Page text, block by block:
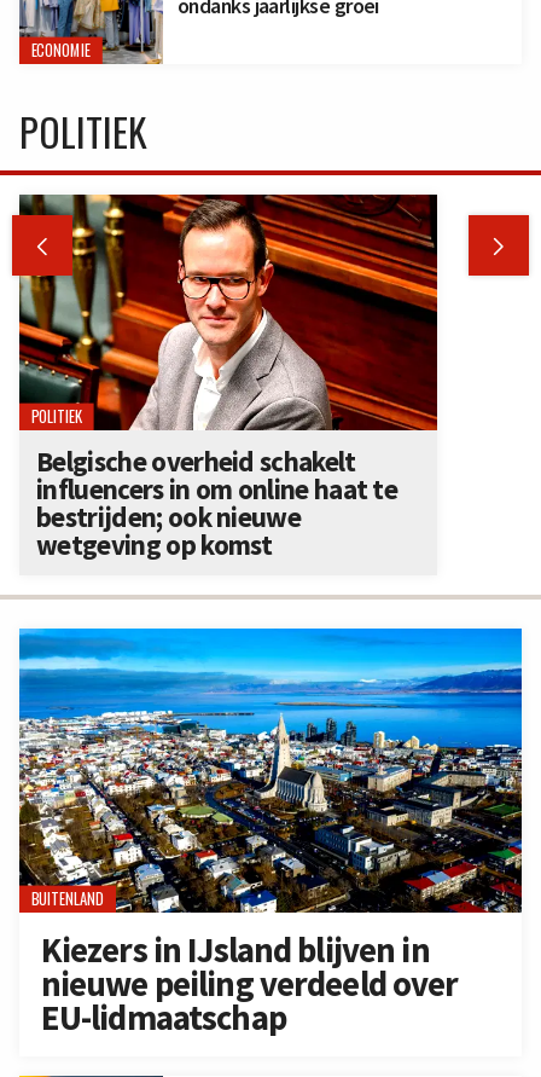
ECONOMIE
BUITENLAND
Kiezers in IJsland blijven in
nieuwe peiling verdeeld over
EU-lidmaatschap
POLITIEK
 
POLITIEK
Belgische overheid schakelt
influencers in om online haat te
bestrijden; ook nieuwe
wetgeving op komst